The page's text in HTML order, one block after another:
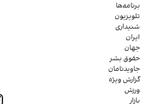
برنامه‌ها
تلویزیون
شنیداری
ایران
جهان
حقوق بشر
جاویدنامان
گزارش ویژه
ورزش
بازار